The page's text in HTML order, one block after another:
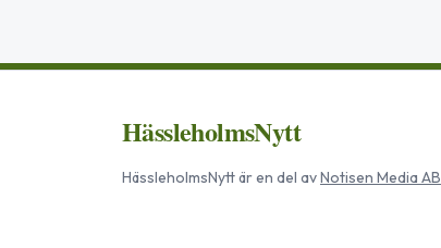
HässleholmsNytt
HässleholmsNyttär en del avNotisen Media AB